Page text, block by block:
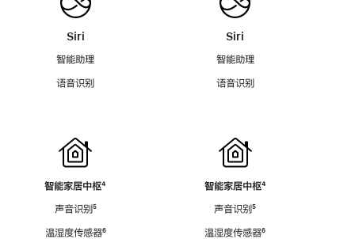
Siri
智能助理
语音识别
智能家居中枢脚
⁴
声音识别脚
⁵
温湿度传感器脚
⁶
Siri
智能助理
语音识别
智能家居中枢脚
⁴
声音识别脚
⁵
温湿度传感器脚
⁶